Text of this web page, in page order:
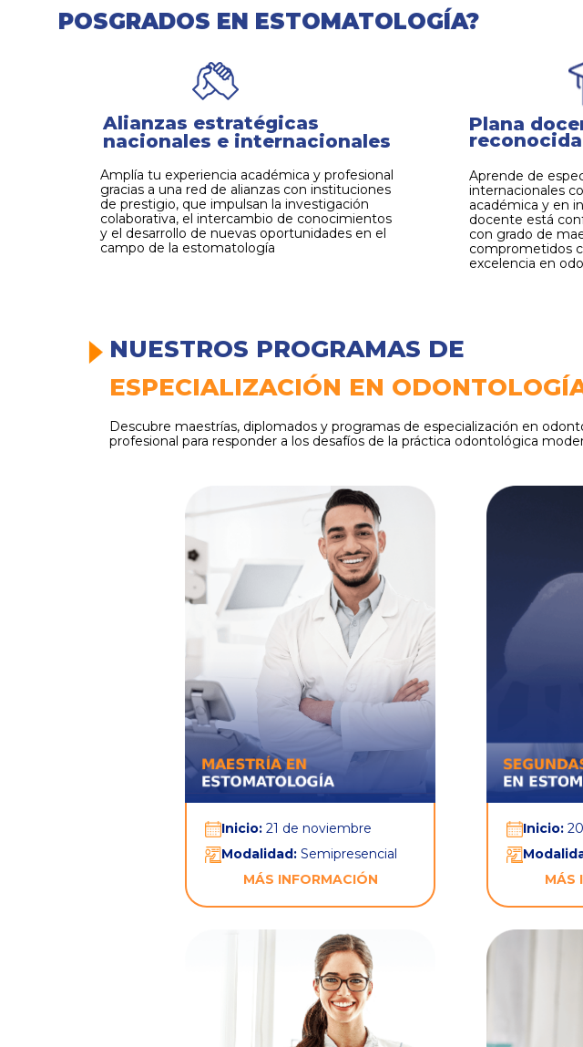
Plana
Aprende de
internacionales
académica y en
docente está
con grado de
comprometidos
excelencia en
Amplía tu experiencia académica y profesional
gracias a una red de alianzas con instituciones
de prestigio, que impulsan la investigación
colaborativa, el intercambio de conocimientos
y el desarrollo de nuevas oportunidades en el
campo de la estomatología
Alianzas estratégicas
nacionales e internacionales
NUESTROS PROGRAMAS DE
ESPECIALIZACIÓN EN
Inicio: 21 de noviembre
Modalidad: Semipresencial
MÁS INFORMACIÓN
Inicio:
MÁS
POSGRADOS EN ESTOMATOLOGÍA?
Descubre maestrías, diplomados y programas de especialización en
profesional para responder a los desafíos de la práctica odontológica